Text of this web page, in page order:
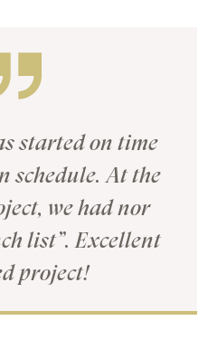
started on time
schedule. At the
we had nor
list”. Excellent
project!